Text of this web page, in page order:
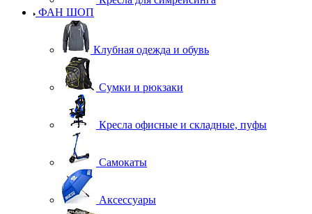
ФАН ШОП
Клубная одежда и обувь
Сумки и рюкзаки
Кресла офисные и складные, пуфы
Самокаты
Аксессуары